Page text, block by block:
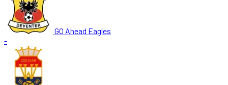
GO Ahead Eagles
-